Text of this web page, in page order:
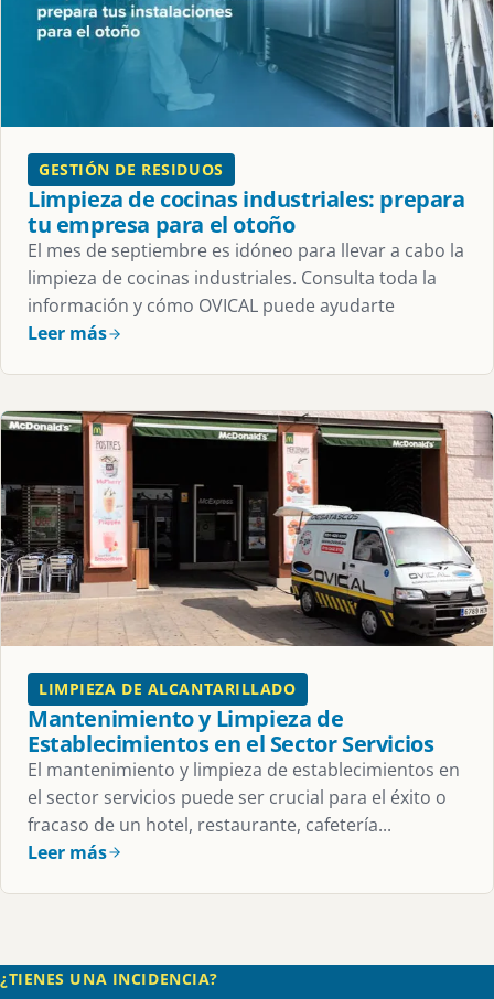
GESTIÓN DE RESIDUOS
Limpieza de cocinas industriales: prepara
tu empresa para el otoño
El mes de septiembre es idóneo para llevar a cabo la
limpieza de cocinas industriales. Consulta toda la
información y cómo OVICAL puede ayudarte
Leer más
LIMPIEZA DE ALCANTARILLADO
Mantenimiento y Limpieza de
Establecimientos en el Sector Servicios
El mantenimiento y limpieza de establecimientos en
el sector servicios puede ser crucial para el éxito o
fracaso de un hotel, restaurante, cafetería...
Leer más
¿TIENES UNA INCIDENCIA?